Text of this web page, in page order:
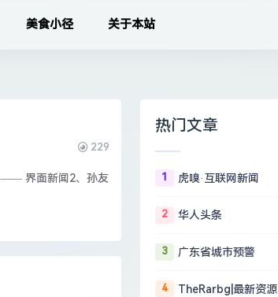
美食小径 关于本站
229
—— 界面新闻2、孙友
热门文章
1 虎嗅·互联网新闻
2 华人头条
3 广东省城市预警
4 TheRarbg|最新资源